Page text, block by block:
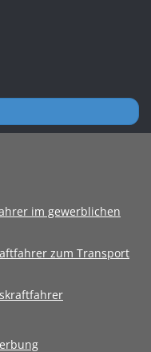
im gewerblichen
zum Transport